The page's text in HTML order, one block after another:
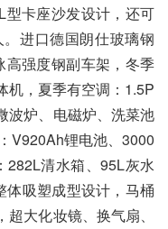
卡座沙发设计，还可
进口德国朗仕玻璃钢
高强度钢副车架，冬季
机，夏季有空调：1.5P
波炉、电磁炉、洗菜池
V920Ah锂电池、3000
282L清水箱、95L灰水
吸塑成型设计，马桶
大化妆镜、换气扇、